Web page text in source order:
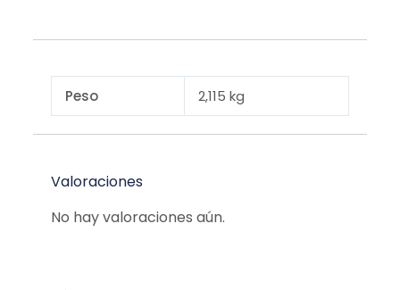
Peso 2,115 kg
Valoraciones
No hay valoraciones aún.